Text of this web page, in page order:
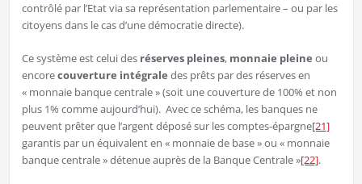
contrôlé par l’Etat via sa représentation parlementaire – ou par les
citoyens dans le cas d’une démocratie directe).
Ce système est celui des réserves pleines, monnaie pleine ou
encorecouverture intégrale des prêts par des réserves en
« monnaie banque centrale » (soit une couverture de 100% et non
plus 1% comme aujourd’hui). Avec ce schéma, les banques ne
peuvent prêter que l’argent déposé sur les comptes-épargne[21]
garantis par un équivalent en « monnaie de base » ou « monnaie
banque centrale » détenue auprès de la Banque Centrale »[22].